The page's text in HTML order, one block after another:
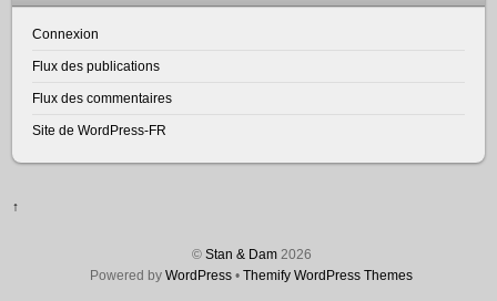
Connexion
Flux des publications
Flux des commentaires
Site de WordPress-FR
↑
© Stan & Dam2026
Powered by WordPress • Themify WordPress Themes